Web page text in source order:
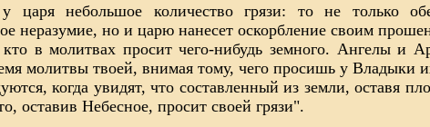
царя небольшое количество грязи: то не только
неразумие, но и царю нанесет оскорбление своим
кто в молитвах просит чего-нибудь земного. Ангелы
молитвы твоей, внимая тому, чего просишь у Владыки
когда увидят, что составленный из земли, оставя
оставив Небесное, просит своей грязи".